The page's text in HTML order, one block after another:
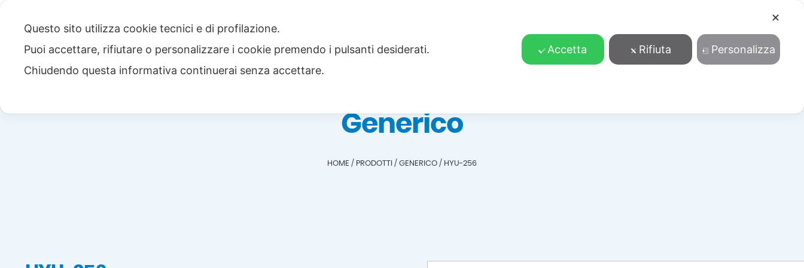
Download Cosa facciamo Contatti Accedi/Registrati
Generico
HOME / PRODOTTI / GENERICO / HYU-256
✕
Questo sito utilizza cookie tecnici e di profilazione.
Puoi accettare, rifiutare o personalizzare i cookie premendo i pulsanti desiderati.
Chiudendo questa informativa continuerai senza accettare.
Accetta Rifiuta Personalizza